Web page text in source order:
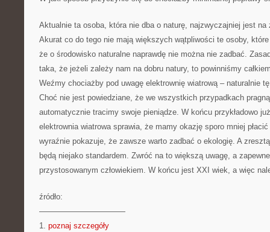
Aktualnie ta osoba, która nie dba o naturę, najzwyczajniej jest
Akurat co do tego nie mają większych wątpliwości te osoby,
że o środowisko naturalne naprawdę nie można nie zadbać.
taka, że jeżeli zależy nam na dobru natury, to powinniśmy
Weźmy chociażby pod uwagę elektrownię wiatrową – naturalnie
Choć nie jest powiedziane, że we wszystkich przypadkach
automatycznie tracimy swoje pieniądze. W końcu przykładowo
elektrownia wiatrowa sprawia, że mamy okazję sporo mniej
wyraźnie pokazuje, że zawsze warto zadbać o ekologię. A zresztą
będą niejako standardem. Zwróć na to większą uwagę, a
przystosowanym człowiekiem. W końcu jest XXI wiek, a więc
źródło:
———————————
1. poznaj szczegóły